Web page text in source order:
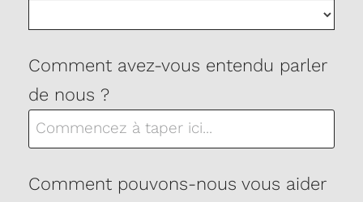
Comment avez-vous entendu parler
de nous ?
Comment pouvons-nous vous aider